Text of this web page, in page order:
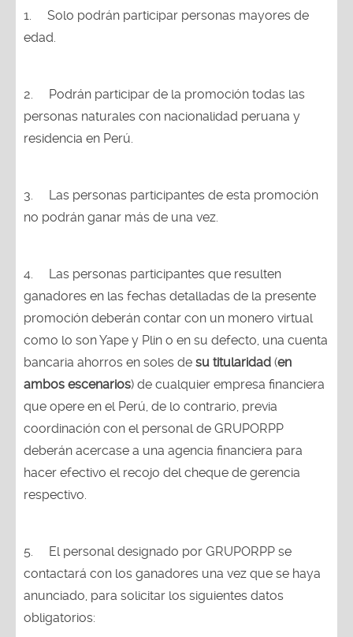
1. Solo podrán participar personas mayores de
edad.
2. Podrán participar de la promoción todas las
personas naturales con nacionalidad peruana y
residencia en Perú.
3. Las personas participantes de esta promoción
no podrán ganar más de una vez.
4. Las personas participantes que resulten
ganadores en las fechas detalladas de la presente
promoción deberán contar con un monero virtual
como lo son Yape y Plin o en su defecto, una cuenta
bancaria ahorros en soles de su titularidad (en
ambos escenarios) de cualquier empresa financiera
que opere en el Perú, de lo contrario, previa
coordinación con el personal de GRUPORPP
deberán acercase a una agencia financiera para
hacer efectivo el recojo del cheque de gerencia
respectivo.
5. El personal designado por GRUPORPP se
contactará con los ganadores una vez que se haya
anunciado, para solicitar los siguientes datos
obligatorios: